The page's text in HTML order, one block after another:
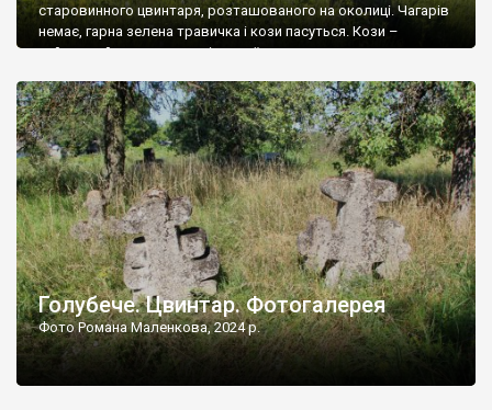
старовинного цвинтаря, розташованого на околиці. Чагарів
немає, гарна зелена травичка і кози пасуться. Кози –
найкращий регулятор шкідливої, для старих кладовищ,
бруньками, кози ті бруньки обгризають, бо то улюблений
делікатес. На цвинтарі у Голубечому ціла колекція
різноманітних форм хрестів. Село відносно невелике, […]
Голубече. Цвинтар. Фотогалерея
Фото Романа Маленкова, 2024 р.